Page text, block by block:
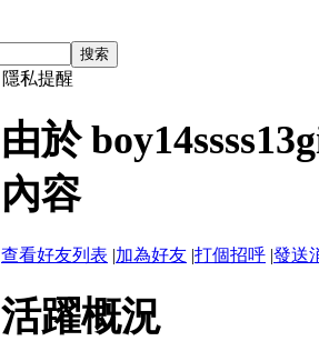
搜索
隱私提醒
由於
內容
查看好友列表 |加為好友 |打個招呼 |發送
活躍概況